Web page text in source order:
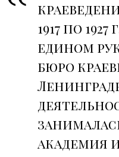
1917 по
едином
бюро
академия